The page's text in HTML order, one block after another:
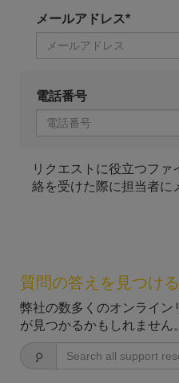
メールアドレス*
電話番号
リクエストに役立つフ
絡を受けた際に担当者に
質問の答えを見つける
弊社の数多くのオンライン
が見つかるかもしれません。